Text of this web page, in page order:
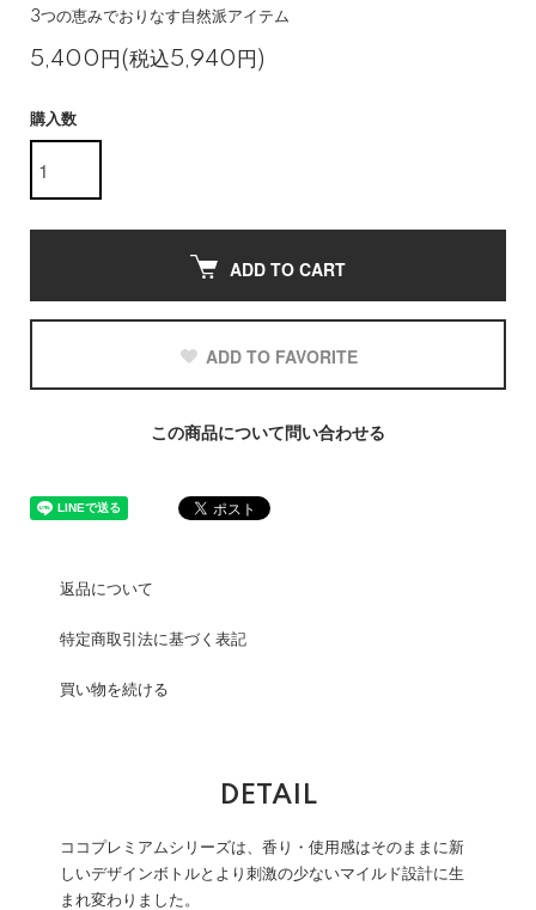
3つの恵みでおりなす自然派アイテム
5,400円(税込5,940円)
購入数
ADD TO CART
ADD TO FAVORITE
この商品について問い合わせる
返品について
特定商取引法に基づく表記
買い物を続ける
DETAIL
ココプレミアムシリーズは、香り・使用感はそのままに新
しいデザインボトルとより刺激の少ないマイルド設計に生
まれ変わりました。